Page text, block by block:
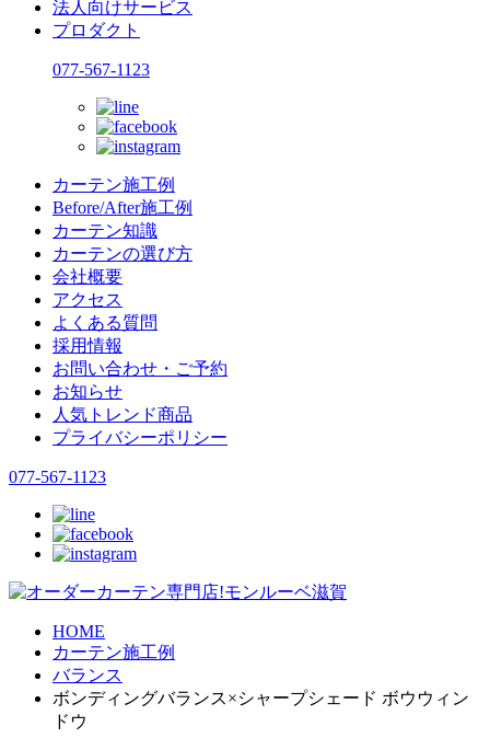
法人向けサービス
プロダクト
077-567-1123
カーテン施工例
Before/After施工例
カーテン知識
カーテンの選び方
会社概要
アクセス
よくある質問
採用情報
お問い合わせ・ご予約
お知らせ
人気トレンド商品
プライバシーポリシー
077-567-1123
HOME
カーテン施工例
バランス
ボンディングバランス×シャープシェード ボウウィン
ドウ